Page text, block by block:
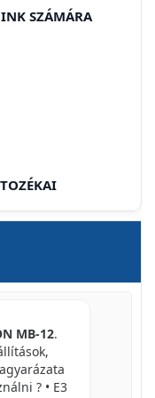
SZÁMÁRA
TÁPEGYSÉG
ES AF-ON
MB-12.
? • E3